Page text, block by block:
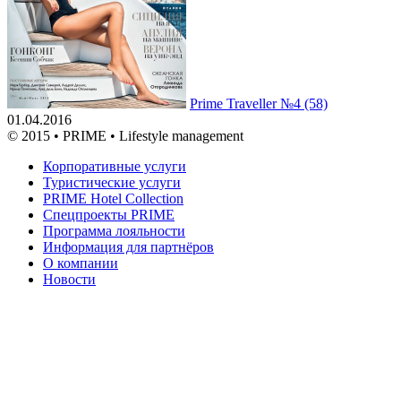
Prime Traveller №4 (58)
01.04.2016
© 2015 • PRIME • Lifestyle management
Корпоративные услуги
Туристические услуги
PRIME Hotel Collection
Спецпроекты PRIME
Программа лояльности
Информация для партнёров
О компании
Новости